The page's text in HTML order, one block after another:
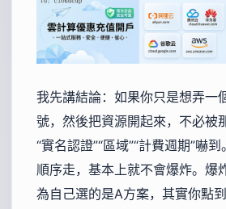
我先講結論：如果你只是想弄一
號，然後把資源開起來，不必被
“實名認證”“區域”“計費週期”嚇
順序走，基本上就不會爆炸。爆
為自己選的是A方案，其實你點